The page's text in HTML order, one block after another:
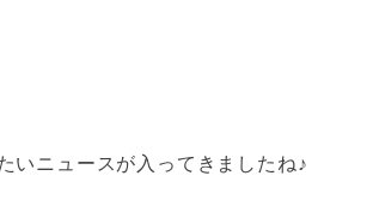
いニュースが入ってきましたね♪